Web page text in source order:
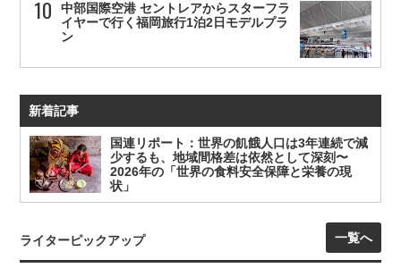
中部国際空港 セントレアからスターフラ
イヤーで行く福岡旅行1泊2日モデルプラ
ン
新着記事
国連リポート：世界の飢餓人口は3年連続で減
少するも、地域間格差は依然として深刻〜
2026年の「世界の食料安全保障と栄養の現
状」
ライターピックアップ 一覧へ